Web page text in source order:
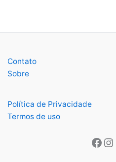
Contato
Sobre
Política de Privacidade
Termos de uso